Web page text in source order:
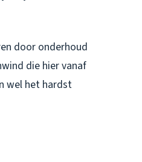
door onderhoud
die hier vanaf
wel het hardst